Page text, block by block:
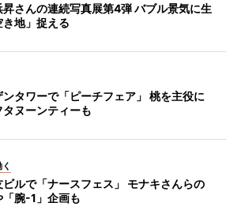
昇さんの連続写真展第4弾 バブル景気に生
き地」捉える
ンタワーで「ピーチフェア」 桃を主役に
タヌーンティーも
ビルで「ナースフェス」 モナキさんらの
「腕-1」企画も